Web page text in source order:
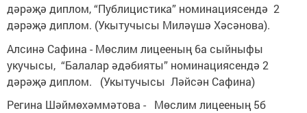
дәрәҗә диплом, “Публицистика” номинациясендә 2
дәрәҗә диплом. (Укытучысы Миләүшә Хәсәнова).
Алсинә Сафина - Мөслим лицееның 6а сыйныфы
укучысы, “Балалар әдәбияты” номинациясендә 2
дәрәҗә диплом. (Укытучысы Ләйсән Сафина)
Регина Шәймөхәммәтова - Мөслим лицееның 5б